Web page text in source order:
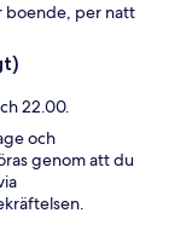
boende, per natt
22.00.
och
genom att du